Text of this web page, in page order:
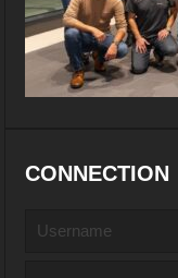
CONNECTION